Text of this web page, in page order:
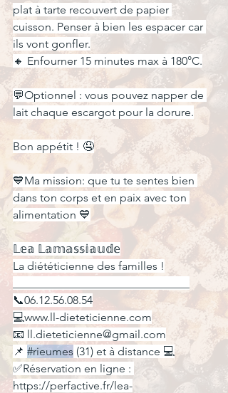
plat à tarte recouvert de papier
cuisson. Penser à bien les espacer car
ils vont gonfler.
🔸 Enfourner 15 minutes max à 180°C.
💬Optionnel : vous pouvez napper de
lait chaque escargot pour la dorure.
Bon appétit ! 🤤
💙Ma mission: que tu te sentes bien
dans ton corps et en paix avec ton
alimentation 💙
𝕃𝕖𝕒 𝕃𝕒𝕞𝕒𝕤𝕤𝕚𝕒𝕦𝕕𝕖
La diététicienne des familles !
📞06.12.56.08.54
💻www.ll-dieteticienne.com
📧 ll.dieteticienne@gmail.com
📌 #rieumes (31) et à distance 💻
✅Réservation en ligne :
https://perfactive.fr/lea-